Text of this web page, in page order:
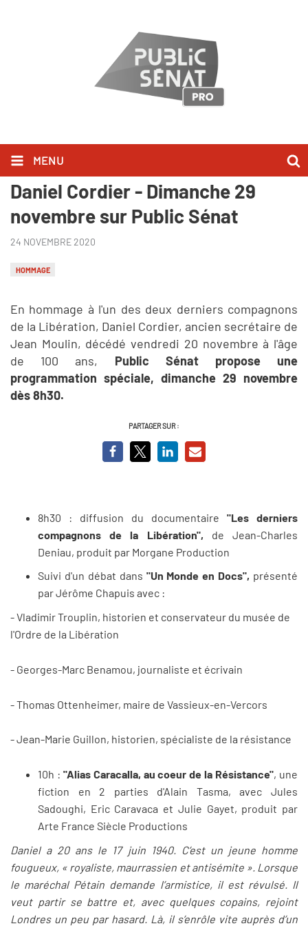
MENU
Journée spéciale Hommage à
Daniel Cordier - Dimanche 29
novembre sur Public Sénat
24 NOVEMBRE 2020
HOMMAGE
En hommage à l'un des deux derniers compagnons
de la Libération, Daniel Cordier, ancien secrétaire de
Jean Moulin, décédé vendredi 20 novembre à l'âge
de 100 ans, Public Sénat propose une
programmation spéciale, dimanche 29 novembre
dès 8h30.
PARTAGER SUR :
8h30 : diffusion du documentaire "Les derniers
compagnons de la Libération", de Jean-Charles
Deniau, produit par Morgane Production
Suivi d'un débat dans "Un Monde en Docs", présenté
par Jérôme Chapuis avec :
- Vladimir Trouplin, historien et conservateur du musée de
l'Ordre de la Libération
- Georges-Marc Benamou, journaliste et écrivain
- Thomas Ottenheimer, maire de Vassieux-en-Vercors
- Jean-Marie Guillon, historien, spécialiste de la résistance
10h : "Alias Caracalla, au coeur de la Résistance", une
fiction en 2 parties d'Alain Tasma, avec Jules
Sadoughi, Eric Caravaca et Julie Gayet, produit par
Arte France Siècle Productions
Daniel a 20 ans le 17 juin 1940. C’est un jeune homme
fougueux, « royaliste, maurrassien et antisémite ». Lorsque
le maréchal Pétain demande l’armistice, il est révulsé. Il
veut partir se battre et, avec quelques copains, rejoint
Londres un peu par hasard. Là, il s’enrôle vite auprès d’un